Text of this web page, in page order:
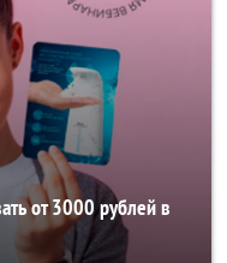
от 3000 рублей в